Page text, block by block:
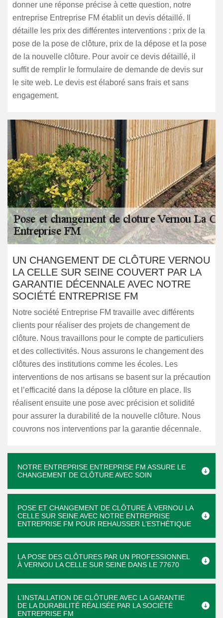
donner une réponse précise à cette question, notre
entreprise Entreprise FM établit un devis détaillé. Il
détaille les prix des différentes interventions : prix de la
pose de la pose de clôture, prix de la dépose et la pose
de la nouvelle clôture. Pour avoir ce devis détaillé, il
suffit de remplir le formulaire de demande de devis sur
le site web. Le devis est élaboré sans frais et sans
engagement.
UN CHANGEMENT DE CLÔTURE VERNOU
LA CELLE SUR SEINE COUVERT PAR LA
GARANTIE DÉCENNALE AVEC NOTRE
SOCIÉTÉ ENTREPRISE FM
Notre société Entreprise FM travaille avec différents
clients pour réaliser des projets de changement de
clôture. Nous travaillons pour le compte de particuliers
et des collectivités. Nous assurons le changement des
clôtures des institutions comme les écoles. Les
interventions de nos artisans se basent sur la précaution
et l’efficacité dans la dépose la clôture en place. Ils
réalisent ensuite une pose avec précision et solidité
pour assurer la durabilité de la nouvelle clôture. Nous
couvrons nos interventions par la garantie décennale.
NOTRE ENTREPRISE ENTREPRISE FM ASSURE LE
CHANGEMENT DE CLÔTURE AVEC SOIN
POSE ET CHANGEMENT DE CLÔTURE À VERNOU LA
CELLE SUR SEINE AVEC NOTRE ENTREPRISE
ENTREPRISE FM POUR REHAUSSER L’ESTHÉTIQUE
LA POSE DES CLÔTURES PAR UN PROFESSIONNEL
À VERNOU LA CELLE SUR SEINE DANS LE 77670
L’INSTALLATION DE CLÔTURE AVEC LA GARANTIE
DE LA DURABILITÉ RÉALISÉE PAR LA SOCIÉTÉ
ENTREPRISE FM